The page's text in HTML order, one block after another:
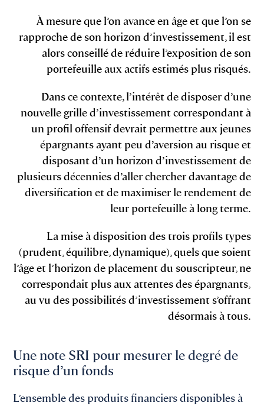
À mesure que l’on avance en âge et que l’on se
rapproche de son horizon d’investissement, il est
alors conseillé de réduire l’exposition de son
portefeuille aux actifs estimés plus risqués.
Dans ce contexte, l’intérêt de disposer d’une
nouvelle grille d’investissement correspondant à
un profil offensif devrait permettre aux jeunes
épargnants ayant peu d’aversion au risque et
disposant d’un horizon d’investissement de
plusieurs décennies d’aller chercher davantage de
diversification et de maximiser le rendement de
leur portefeuille à long terme.
La mise à disposition des trois profils types
(prudent, équilibre, dynamique), quels que soient
l’âge et l’horizon de placement du souscripteur, ne
correspondait plus aux attentes des épargnants,
au vu des possibilités d’investissement s’offrant
désormais à tous.
Une note SRI pour mesurer le degré de
risque d’un fonds
L’ensemble des produits financiers disponibles à